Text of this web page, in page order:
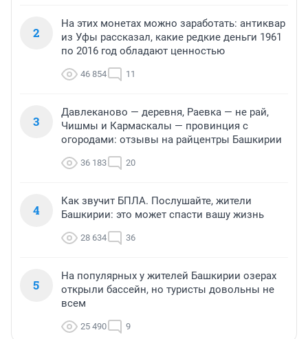
2
На этих монетах можно заработать: антиквар
из Уфы рассказал, какие редкие деньги 1961
по 2016 год обладают ценностью
46 854 11
3
Давлеканово — деревня, Раевка — не рай,
Чишмы и Кармаскалы — провинция с
огородами: отзывы на райцентры Башкирии
36 183 20
4
Как звучит БПЛА. Послушайте, жители
Башкирии: это может спасти вашу жизнь
28 634 36
5
На популярных у жителей Башкирии озерах
открыли бассейн, но туристы довольны не
всем
25 490 9